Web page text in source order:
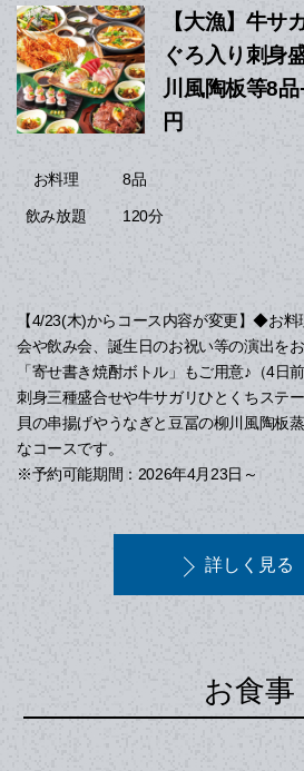
【大漁】牛サ
ぐろ入り刺身
川風陶板等8
円
お料理 8品
飲み放題 120分
【4/23(木)からコース内容が変更】◆お
会や飲み会、誕生日のお祝い等の演出を
「寄せ書き焼酎ボトル」もご用意♪（4日
刺身三種盛合せや牛サガリひとくちステ
貝の串揚げやうなぎと豆冨の柳川風陶板
なコースです。
※予約可能期間：2026年4月23日～
詳しく見る
お食事